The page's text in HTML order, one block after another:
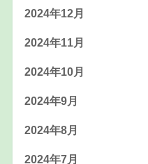
2024年12月
2024年11月
2024年10月
2024年9月
2024年8月
2024年7月